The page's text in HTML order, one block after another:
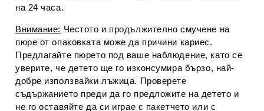
на 24 часа.
Внимание: Честото и продължително смучене на
пюре от опаковката може да причини кариес.
Предлагайте пюрето под ваше наблюдение, като се
уверите, че детето ще го изконсумира бързо, най-
добре използвайки лъжица. Проверете
съдържанието преди да го предложите на детето и
не го оставяйте да си играе с пакетчето или с